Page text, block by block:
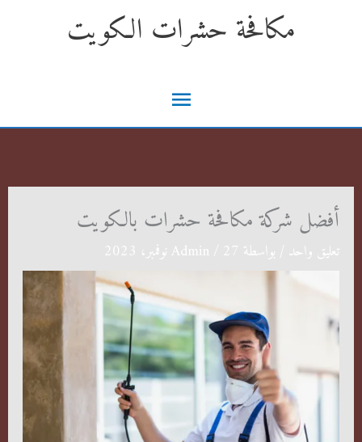
مكافحة حشرات الكويت
القائمة
الرئيسية
أفضل شركة مكافحة حشرات بالكويت
تعليق واحد / بواسطة Admin 27 نوفمبر، 2023